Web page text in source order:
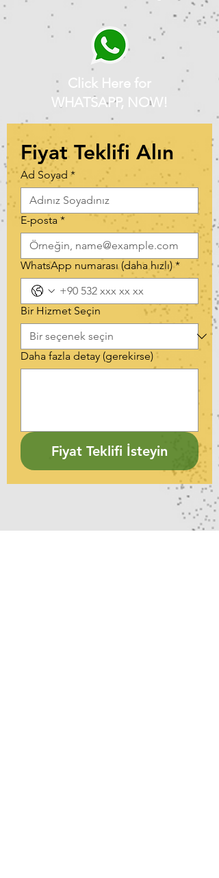
Click Here for
WHATSAPP, NOW!
Fiyat Teklifi Alın
Ad Soyad *
E-posta *
WhatsApp numarası (daha hızlı) *
Bir Hizmet Seçin
Daha fazla detay (gerekirse)
Fiyat Teklifi İsteyin